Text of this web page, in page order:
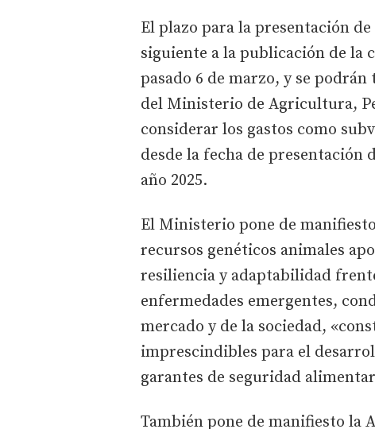
El plazo para la presentación
siguiente a la publicación de la
pasado 6 de marzo, y se
del Ministerio de Agricultura,
considerar los gastos como
desde la fecha de presentación
año 2025.
El Ministerio pone de
recursos genéticos animales
resiliencia y adaptabilidad
enfermedades emergentes,
mercado y de la sociedad,
imprescindibles para el
garantes de seguridad
También pone de manifiesto la